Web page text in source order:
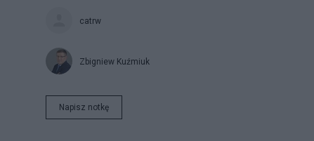
catrw
Zbigniew Kuźmiuk
Napisz notkę